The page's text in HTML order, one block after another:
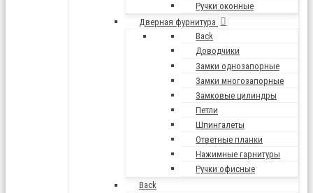
Ручки оконные
Дверная фурнитура
Back
Доводчики
Замки однозапорные
Замки многозапорные
Замковые цилиндры
Петли
Шпингалеты
Ответные планки
Нажимные гарнитуры
Ручки офисные
Back